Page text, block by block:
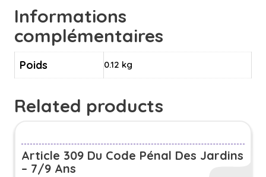
Informations
complémentaires
Poids 0.12 kg
Related products
Article 309 Du Code Pénal Des Jardins
– 7/9 Ans